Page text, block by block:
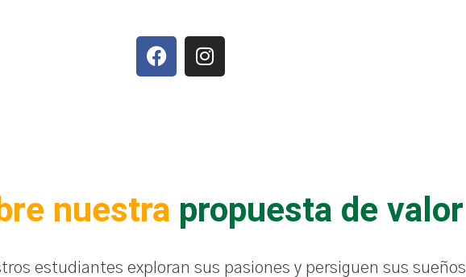
nuestra propuesta de valor
estudiantes exploran sus pasiones y persiguen sus sueños​